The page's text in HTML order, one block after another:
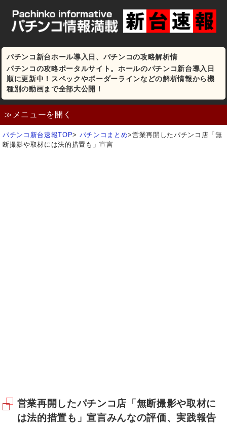
パチンコ新台ホール導入日、パチンコの攻略解析情
パチンコの攻略ポータルサイト。ホールのパチンコ新台導入日
順に更新中！スペックやボーダーラインなどの解析情報から機
種別の動画まで全部大公開！
≫メニューを開く
パチンコ新台速報TOP> パチンコまとめ>営業再開したパチンコ店「無
断撮影や取材には法的措置も」宣言
営業再開したパチンコ店「無断撮影や取材に
は法的措置も」宣言みんなの評価、実践報告